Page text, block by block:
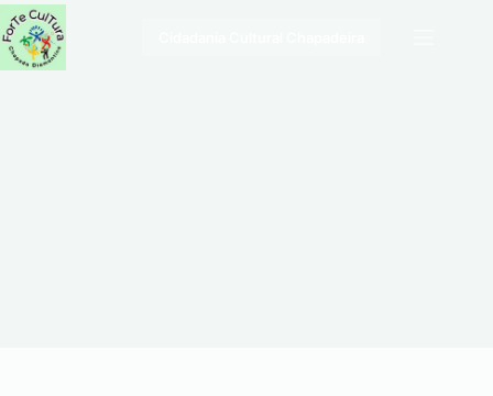
Pular
para
o
conteúdo